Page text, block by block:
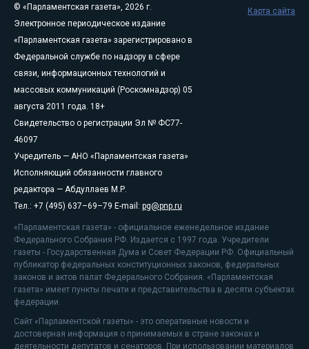
© «Парламентская газета», 2026 г.
Электронное периодическое издание
«Парламентская газета» зарегистрировано в
Федеральной службе по надзору в сфере
связи, информационных технологий и
массовых коммуникаций (Роскомнадзор) 05
августа 2011 года. 18+
Свидетельство о регистрации Эл № ФС77-
46097
Учредитель — АНО «Парламентская газета»
Исполняющий обязанности главного
редактора — Абдуллаев М.Р.
Тел.: +7 (495) 637–69–79 E-mail: pg@pnp.ru
«Парламентская газета» - официальное еженедельное издание
Федерального Собрания РФ. Издается с 1997 года. Учредители
газеты - Государственная Дума и Совет Федерации РФ. Официальный
публикатор федеральных конституционных законов, федеральных
законов и актов палат Федерального Собрания. «Парламентская
газета» имеет пункты печати и представительства в десяти субъектах
федерации.
Сайт «Парламентской газеты» - это оперативные новости и
достоверная информация о принимаемых в стране законах и
деятельности депутатов и сенаторов. При использовании материалов
Карта сайта